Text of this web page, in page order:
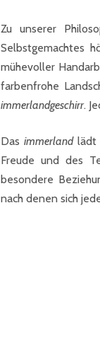
Zu unserer
Selbstgemachtes
mühevoller
farbenfrohe
immerlandgeschirr.
Dasimmerlandlädt
Freude und des
besondere
nach denen sich